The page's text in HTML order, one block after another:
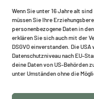
Wenn Sie unter 16 Jahre alt
müssen Sie Ihre
personenbezogene Daten in
erklären Sie sich auch mit der
DSGVO einverstanden. Die
Datenschutzniveau nach EU-
deine Daten von US-Behörden
unter Umständen ohne die
Suche